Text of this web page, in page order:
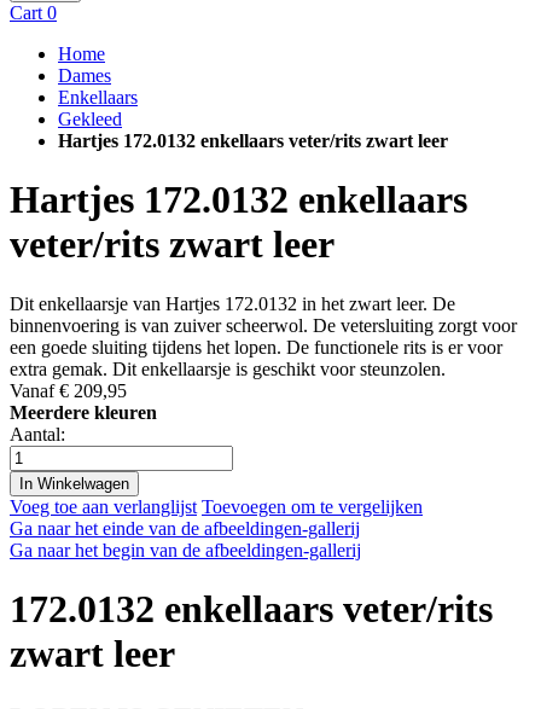
Cart 0
Home
Dames
Enkellaars
Gekleed
Hartjes 172.0132 enkellaars veter/rits zwart leer
Hartjes 172.0132 enkellaars
veter/rits zwart leer
Dit enkellaarsje van Hartjes 172.0132 in het zwart leer. De
binnenvoering is van zuiver scheerwol. De vetersluiting zorgt voor
een goede sluiting tijdens het lopen. De functionele rits is er voor
extra gemak. Dit enkellaarsje is geschikt voor steunzolen.
Vanaf€ 209,95
Meerdere kleuren
Aantal:
In Winkelwagen
Voeg toe aan verlanglijst Toevoegen om te vergelijken
Ga naar het einde van de afbeeldingen-gallerij
Ga naar het begin van de afbeeldingen-gallerij
172.0132 enkellaars veter/rits
zwart leer